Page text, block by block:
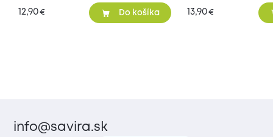
12,90€ Do košíka 13,90€
info@savira.sk